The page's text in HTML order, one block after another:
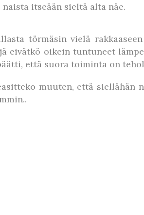
naista itseään sieltä alta näe.
törmäsin vielä rakkaaseen
eivätkö oikein tuntuneet
että suora toiminta on
muuten, että siellähän